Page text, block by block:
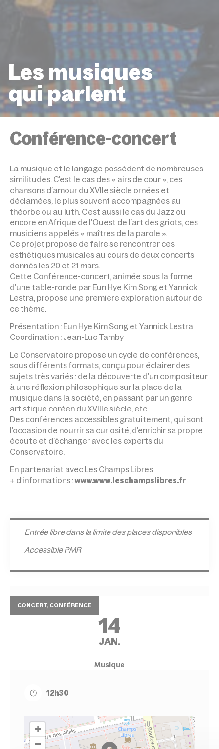
Les musiques
qui parlent
Conférence-concert
La musique et le langage possèdent de nombreuses
similitudes. C’est le cas des « airs de cour », ces
chansons d’amour du XVIIe siècle ornées et
déclamées, le plus souvent accompagnées au
théorbe ou au luth. C’est aussi le cas du Jazz ou
encore en Afrique de l’Ouest de l’art des griots, ces
musiciens appelés « maîtres de la parole ».
Ce projet propose de faire se rencontrer ces
esthétiques musicales au cours de deux concerts
donnés les 20 et 21 mars.
Cette Conférence-concert, animée sous la forme
d’une table-ronde par Eun Hye Kim Song et Yannick
Lestra, propose une première exploration autour de
ce thème.
Présentation : Eun Hye Kim Song et Yannick Lestra
Coordination : Jean-Luc Tamby
Le Conservatoire propose un cycle de conférences,
sous différents formats, conçu pour éclairer des
sujets très variés : de la découverte d’un compositeur
à une réflexion philosophique sur la place de la
musique dans la société, en passant par un genre
artistique coréen du XVIIIe siècle, etc.
Des conférences accessibles gratuite­ment, qui sont
l’occasion de nourrir sa curiosité, d’enrichir sa propre
écoute et d’échanger avec les experts du
Conservatoire.
En partenariat avec Les Champs Libres
+ d’informations :www.www.leschampslibres.fr
Entrée libre dans la limite des places disponibles
Accessible PMR
CONCERT, CONFÉRENCE
14
JAN.
Musique
12h30
+
−